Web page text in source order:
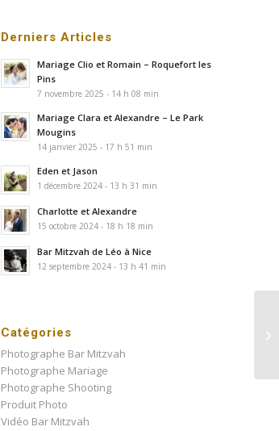
Derniers Articles
Mariage Clio et Romain – Roquefort les
Pins
7 novembre 2025 - 14 h 08 min
Mariage Clara et Alexandre – Le Park
Mougins
14 janvier 2025 - 17 h 51 min
Eden et Jason
1 décembre 2024 - 13 h 31 min
Charlotte et Alexandre
15 octobre 2024 - 18 h 18 min
Bar Mitzvah de Léo à Nice
12 septembre 2024 - 13 h 41 min
Catégories
Photographe Bar Mitzvah
Photographe Mariage
Photographe Shooting
Produit Photo
Vidéo Bar Mitzvah